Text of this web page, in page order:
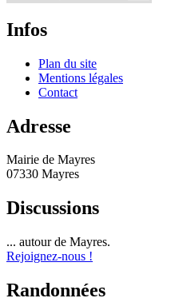
Infos
Plan du site
Mentions légales
Contact
Adresse
Mairie de Mayres
07330 Mayres
Discussions
... autour de Mayres.
Rejoignez-nous !
Randonnées